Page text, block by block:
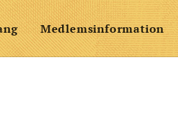
Medlemsinformation